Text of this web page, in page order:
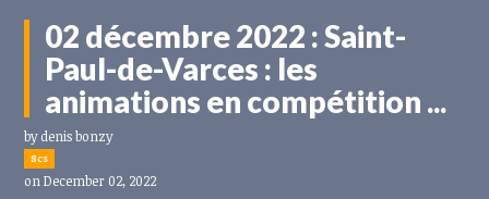
02 décembre 2022 : Saint-
Paul-de-Varces : les
animations en compétition ...
bydenis bonzy
8cs
on December 02, 2022